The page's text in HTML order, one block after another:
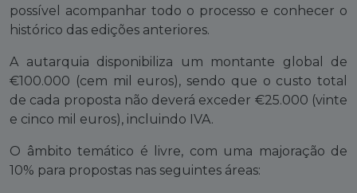
possível acompanhar todo o processo e conhecer o
histórico das edições anteriores.
A autarquia disponibiliza um montante global de
€100.000 (cem mil euros), sendo que o custo total
de cada proposta não deverá exceder €25.000 (vinte
e cinco mil euros), incluindo IVA.
O âmbito temático é livre, com uma majoração de
10% para propostas nas seguintes áreas: